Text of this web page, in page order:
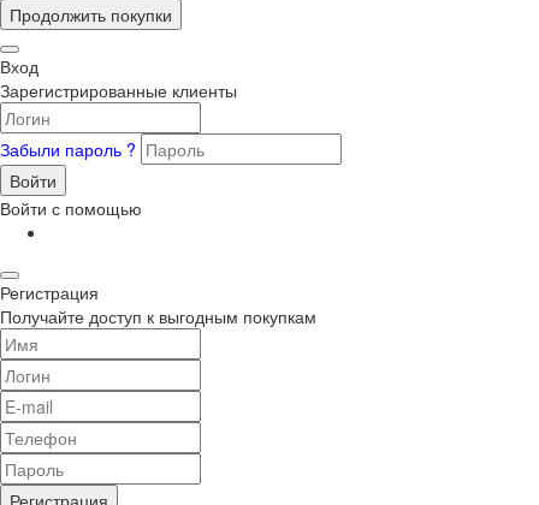
Продолжить покупки
Вход
Зарегистрированные клиенты
Забыли пароль ?
Войти
Войти с помощью
Регистрация
Получайте доступ к выгодным покупкам
Регистрация